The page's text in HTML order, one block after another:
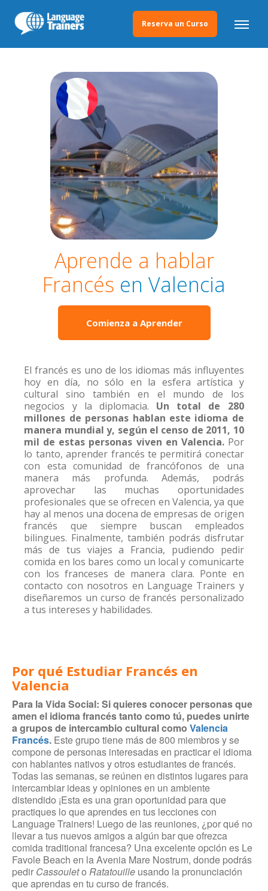
Reserva un Curso
Aprende a hablar
Francés en Valencia
Comienza a Aprender
El francés es uno de los idiomas más influyentes
hoy en día, no sólo en la esfera artística y
cultural sino también en el mundo de los
negocios y la diplomacia. Un total de 280
millones de personas hablan este idioma de
manera mundial y, según el censo de 2011, 10
mil de estas personas viven en Valencia.Por
lo tanto, aprender francés te permitirá conectar
con esta comunidad de francófonos de una
manera más profunda. Además, podrás
aprovechar las muchas oportunidades
profesionales que se ofrecen en Valencia, ya que
hay al menos una docena de empresas de origen
francés que siempre buscan empleados
bilingues. Finalmente, también podrás disfrutar
más de tus viajes a Francia, pudiendo pedir
comida en los bares como un local y comunicarte
con los franceses de manera clara. Ponte en
contacto con nosotros en Language Trainers y
diseñaremos un curso de francés personalizado
a tus intereses y habilidades.
Por qué Estudiar Francés en
Valencia
Para la Vida Social: Si quieres conocer personas que
amen el idioma francés tanto como tú, puedes unirte
a grupos de intercambio cultural como Valencia
Francés. Este grupo tiene más de 800 miembros y se
compone de personas interesadas en practicar el idioma
con hablantes nativos y otros estudiantes de francés.
Todas las semanas, se reúnen en distintos lugares para
intercambiar ideas y opiniones en un ambiente
distendido ¡Esta es una gran oportunidad para que
practiques lo que aprendes en tus lecciones con
Language Trainers! Luego de las reuniones, ¿por qué no
llevar a tus nuevos amigos a algún bar que ofrezca
comida traditional francesa? Una excelente opción es Le
Favole Beach en la Avenia Mare Nostrum, donde podrás
pedir Cassouleto Ratatouille usando la pronunciación
que aprendas en tu curso de francés.